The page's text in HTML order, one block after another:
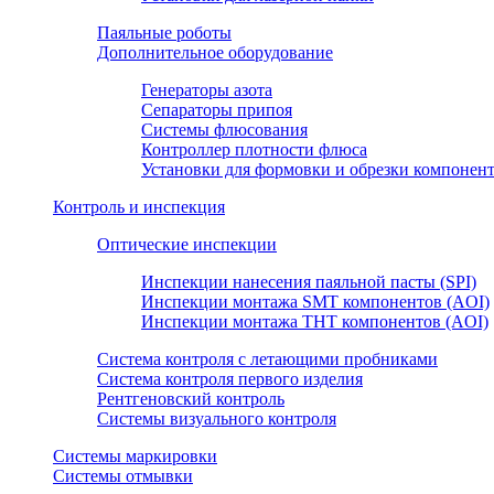
Паяльные роботы
Дополнительное оборудование
Генераторы азота
Сепараторы припоя
Системы флюсования
Контроллер плотности флюса
Установки для формовки и обрезки
Контроль и инспекция
Оптические инспекции
Инспекции нанесения паяльной пасты (SPI)
Инспекции монтажа SMT компонентов (AOI)
Инспекции монтажа THT компонентов (AOI)
Система контроля с летающими пробниками
Система контроля первого изделия
Рентгеновский контроль
Системы визуального контроля
Системы маркировки
Системы отмывки